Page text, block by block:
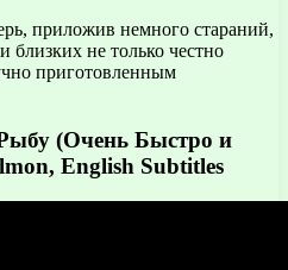
приложив немного стараний,
близких не только честно
приготовленным
(Очень Быстро и
English Subtitles